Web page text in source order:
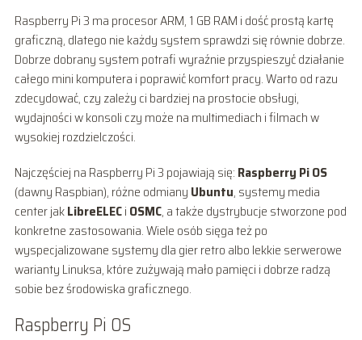
Raspberry Pi 3 ma procesor ARM, 1 GB RAM i dość prostą kartę
graficzną, dlatego nie każdy system sprawdzi się równie dobrze.
Dobrze dobrany system potrafi wyraźnie przyspieszyć działanie
całego mini komputera i poprawić komfort pracy. Warto od razu
zdecydować, czy zależy ci bardziej na prostocie obsługi,
wydajności w konsoli czy może na multimediach i filmach w
wysokiej rozdzielczości.
Najczęściej na Raspberry Pi 3 pojawiają się: Raspberry Pi OS
(dawny Raspbian), różne odmiany Ubuntu, systemy media
center jakLibreELECi OSMC, a także dystrybucje stworzone pod
konkretne zastosowania. Wiele osób sięga też po
wyspecjalizowane systemy dla gier retro albo lekkie serwerowe
warianty Linuksa, które zużywają mało pamięci i dobrze radzą
sobie bez środowiska graficznego.
Raspberry Pi OS